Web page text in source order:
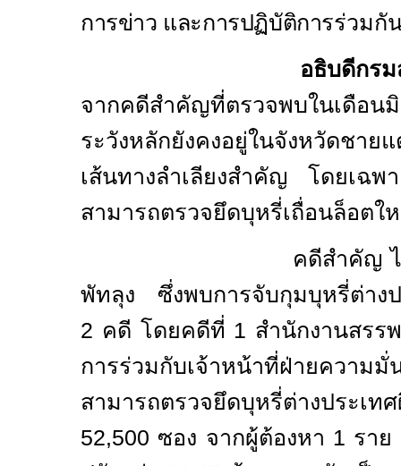
การข่าว และการปฏิบัติการร่วมกั
อธิบดีกร
จากคดีสำคัญที่ตรวจพบในเดือน
ระวังหลักยังคงอยู่ในจังหวัดชาย
เส้นทางลำเลียงสำคัญ โดยเฉพ
สามารถตรวจยึดบุหรี่เถื่อนล็อต
คดีสำคัญ ได้แก่ คดี
พัทลุง ซึ่งพบการจับกุมบุหรี่ต่าง
2 คดี โดยคดีที่ 1 สำนักงานสร
การร่วมกับเจ้าหน้าที่ฝ่ายความมั่
สามารถตรวจยึดบุหรี่ต่างประ
52,500 ซอง จากผู้ต้องหา 1 ราย